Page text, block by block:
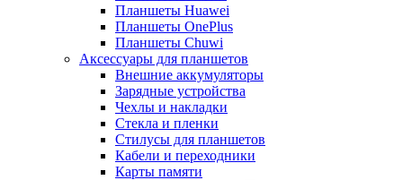
Планшеты Huawei
Планшеты OnePlus
Планшеты Chuwi
Аксессуары для планшетов
Внешние аккумуляторы
Зарядные устройства
Чехлы и накладки
Стекла и пленки
Стилусы для планшетов
Кабели и переходники
Карты памяти